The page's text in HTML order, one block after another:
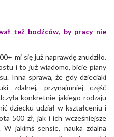
też bodźców, by pracy nie
mi się już naprawdę znudziło.
i to już wiadomo, bicie piany
Inna sprawa, że gdy dzieciaki
zdalnej, przynajmniej część
konkretnie jakiego rodzaju
dziecku udział w kształceniu i
500 zł, jak i ich wcześniejsze
jakimś sensie, nauka zdalna